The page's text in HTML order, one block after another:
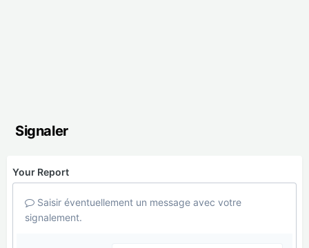
Signaler
Your Report
Saisir éventuellement un message avec votre
signalement.